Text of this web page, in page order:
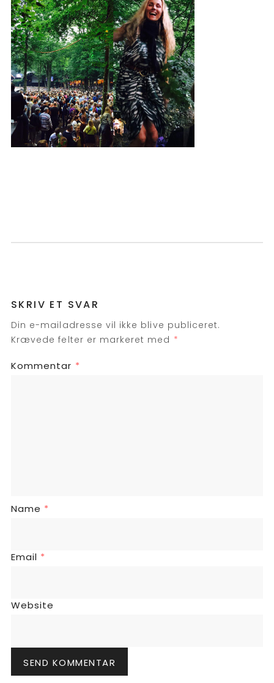
SKRIV ET SVAR
Din e-mailadresse vil ikke blive publiceret.
Krævede felter er markeret med *
Kommentar *
Name *
Email *
Website